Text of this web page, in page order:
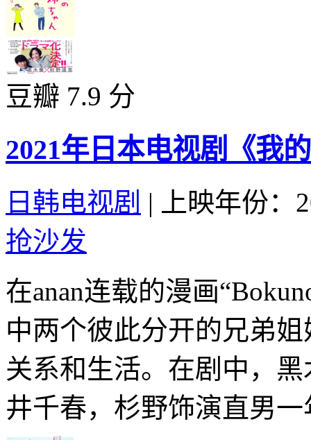
豆瓣 7.9 分
2021年日本电视剧《我
日韩电视剧 |
上映年份：
抢沙发
在anan连载的漫画
中两个彼此分开的兄弟
关系和生活。在剧中，
井千春，杉野饰演直男